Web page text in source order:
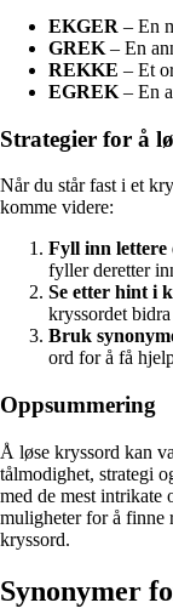
EKGER – En
GREK – En
REKKE – Et
EGREK – En
Strategier for å
Når du står fast i et
komme videre:
Fyll inn lettere
fyller deretter
Se etter hint i
kryssordet
Bruk
ord for å få
Oppsummering
Å løse kryssord kan
tålmodighet, strategi
med de mest intrikate
muligheter for å
kryssord.
Synonymer